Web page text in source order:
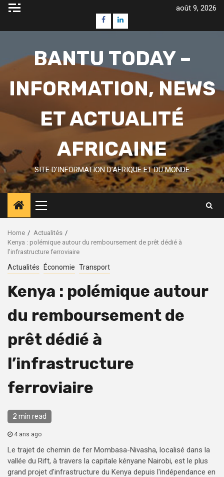
Skip
août 9, 2026
FacebookLinkedin
BANTU TODAY –
INFORMATION, NEWS
ET ACTUALITÉ
AFRICAINE
SITE D’INFORMATION D’AFRIQUE ET DU MONDE
Primary
Menu
Home
Actualités
Kenya : polémique autour du remboursement de prêt dédié à
l’infrastructure ferroviaire
Actualités Économie Transport
Kenya : polémique autour
du remboursement de
prêt dédié à
l’infrastructure
ferroviaire
2 min read
4 ans ago
Le trajet de chemin de fer Mombasa-Nivasha, localisé dans la
vallée du Rift, à travers la capitale kényane Nairobi, est le plus
grand projet d'infrastructure du Kenya depuis l'indépendance en